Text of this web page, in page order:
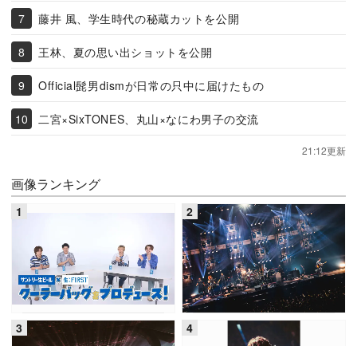
藤井 風、学生時代の秘蔵カットを公開
王林、夏の思い出ショットを公開
Official髭男dismが日常の只中に届けたもの
二宮×SixTONES、丸山×なにわ男子の交流
21:12更新
画像ランキング